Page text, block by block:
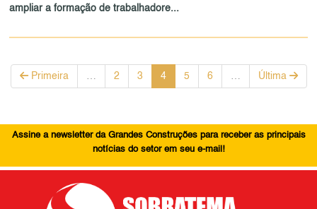
ampliar a formação de trabalhadore...
Primeira … 2 3 4 5 6 … Última
Assine a newsletter da Grandes Construções para receber as principais
notícias do setor em seu e-mail!